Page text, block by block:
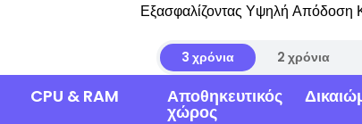
Εξασφαλίζοντας Υψηλή Απόδοση
3 χρόνια 2 χρόνια
CPU & RAM Αποθηκευτικός
χώρος